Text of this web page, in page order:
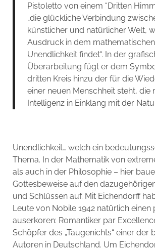
Pistoletto von einem “Dritten
„die glückliche Verbindung
künstlicher und natürlicher Welt,
Ausdruck in dem
Unendlichkeit findet“. In der
Überarbeitung fügt er dem
dritten Kreis hinzu der für die
einer neuen Menschheit steht, die
Intelligenz in Einklang mit der
Unendlichkeit… welch ein
Thema. In der Mathematik von
als auch in der Philosophie – hier
Gottesbeweise auf den
und Schlüssen auf. Mit Eichendorff
Leute von Nobile 1942 natürlich einen
auserkoren: Romantiker par
Schöpfer des „Taugenichts“ einer der
Autoren in Deutschland. Um